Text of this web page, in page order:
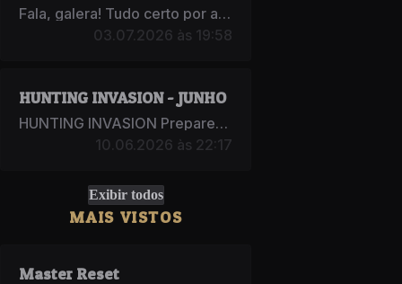
Fala, galera! Tudo certo por aí? A Maratona de Julho do NerdMU está...
03.07.2026 às 19:58
HUNTING INVASION - JUNHO
HUNTING INVASION Preparem-se para mais uma grande caçada no NerdMU! Os mo...
10.06.2026 às 22:17
Exibir todos
MAIS VISTOS
Master Reset